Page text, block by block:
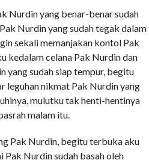
Nurdin yang benar-benar sudah
Nurdin yang sudah tegak dalam
sekali memanjakan kontol Pak
kedalam celana Pak Nurdin dan
yang sudah siap tempur, begitu
leguhan nikmat Pak Nurdin yang
mulutku tak henti-hentinya
malam itu.
Pak Nurdin, begitu terbuka aku
Nurdin sudah basah oleh